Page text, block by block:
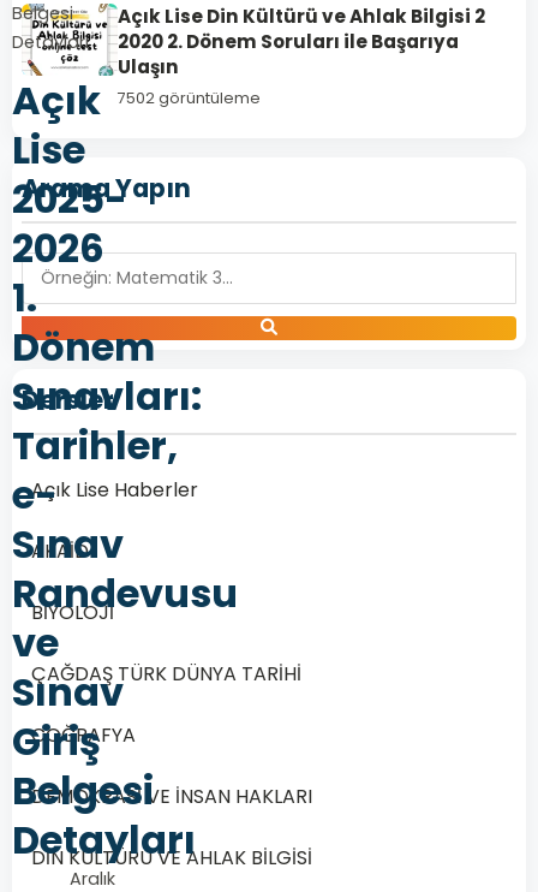
Belgesi
Detayları
Açık
Lise
2025-
2026
1.
Dönem
Sınavları:
Tarihler,
e-
Sınav
Randevusu
ve
Sınav
Giriş
Belgesi
Detayları
Aralık
Açık Lise Din Kültürü ve Ahlak Bilgisi 2
2020 2. Dönem Soruları ile Başarıya
Ulaşın
7502 görüntüleme
Arama Yapın
Dersler
Açık Lise Haberler
AKAİD
BİYOLOJİ
ÇAĞDAŞ TÜRK DÜNYA TARİHİ
COĞRAFYA
DEMOKRASİ VE İNSAN HAKLARI
DİN KÜLTÜRÜ VE AHLAK BİLGİSİ